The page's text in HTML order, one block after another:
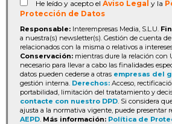
He leído y acepto el Aviso Legal y la
Protección de Datos
Responsable: Interempresas Media, S.L.U.
a nuestra(s) newsletter(s). Gestión de cuenta
relacionados con la misma o relativos a
Conservación: mientras dure la relación con
necesario para llevar a cabo las finalidades
datos pueden cederse a otras empresas del
gestión interna. Derechos: Acceso,
portabilidad, limitación del tratatamiento y
contacte con nuestro DPD. Si considera
ajusta a la normativa vigente, puede presentar
AEPD. Más información: Política de